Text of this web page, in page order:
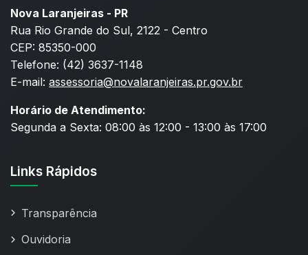
Nova Laranjeiras - PR
Rua Rio Grande do Sul, 2122 - Centro
CEP: 85350-000
Telefone: (42) 3637-1148
E-mail: assessoria@novalaranjeiras.pr.gov.br
Horário de Atendimento:
Segunda a Sexta: 08:00 às 12:00 - 13:00 às 17:00
Links Rápidos
Transparência
Ouvidoria